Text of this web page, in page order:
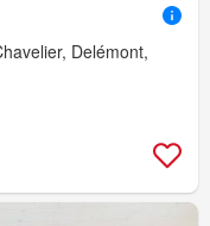
Delémont,